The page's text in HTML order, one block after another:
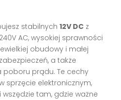
stabilnych12V DC z
AC, wysokiej sprawności
obudowy i małej
a także
prądu. Te cechy
sprzęcie elektronicznym,
tam, gdzie ważne